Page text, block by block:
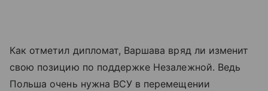
Как отметил дипломат, Варшава вряд ли изменит
свою позицию по поддержке Незалежной. Ведь
Польша очень нужна ВСУ в перемещении